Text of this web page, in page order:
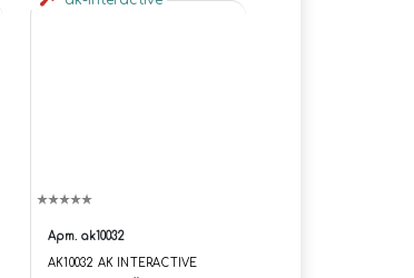
Арт. ak10032
AK10032 AK INTERACTIVE